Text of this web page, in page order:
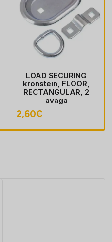
LOAD SECURING
kronstein, FLOOR,
RECTANGULAR, 2
avaga
2,60€